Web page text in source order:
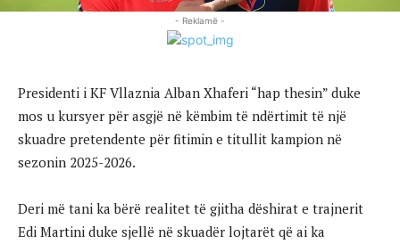
- Reklamë -
Presidenti i KF Vllaznia Alban Xhaferi “hap thesin” duke
mos u kursyer për asgjë në këmbim të ndërtimit të një
skuadre pretendente për fitimin e titullit kampion në
sezonin 2025-2026.
Deri më tani ka bërë realitet të gjitha dëshirat e trajnerit
Edi Martini duke sjellë në skuadër lojtarët që ai ka